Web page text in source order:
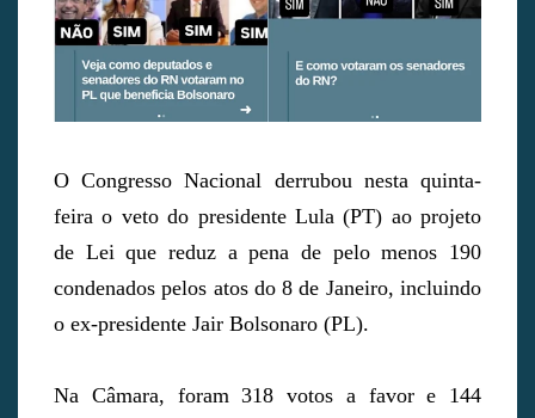
O Congresso Nacional derrubou nesta quinta-
feira o veto do presidente Lula (PT) ao projeto
de Lei que reduz a pena de pelo menos 190
condenados pelos atos do 8 de Janeiro, incluindo
o ex-presidente Jair Bolsonaro (PL).
Na Câmara, foram 318 votos a favor e 144